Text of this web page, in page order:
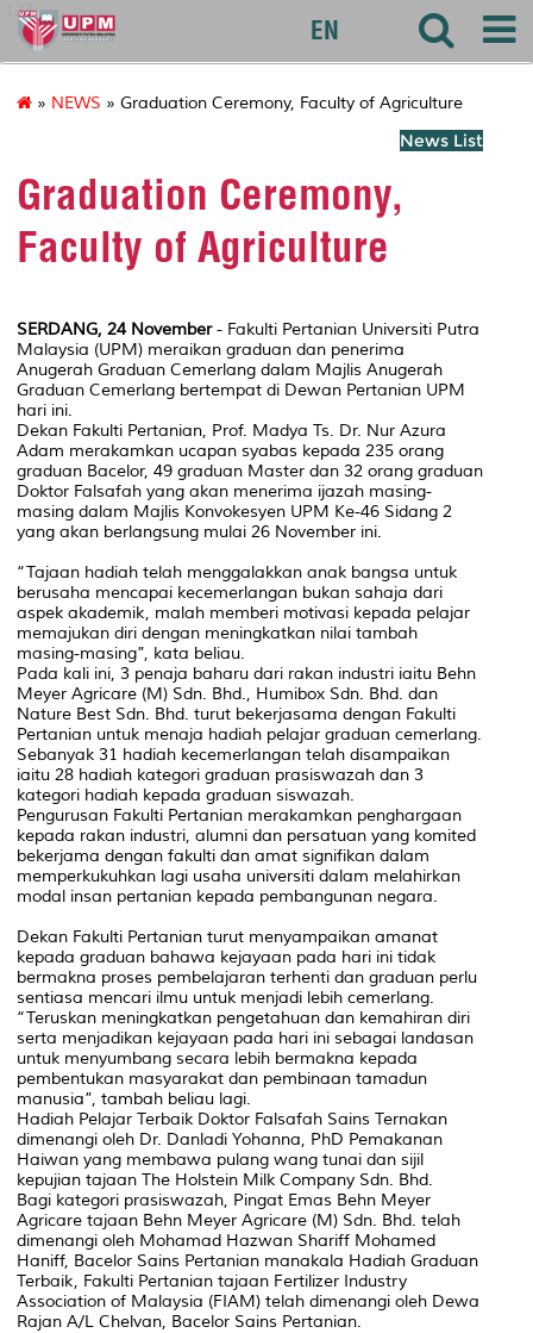
127
EN
» NEWS » Graduation Ceremony, Faculty of Agriculture
News List
Graduation Ceremony,
Faculty of Agriculture
SERDANG, 24 November- Fakulti Pertanian Universiti Putra
Malaysia (UPM) meraikan graduan dan penerima
Anugerah Graduan Cemerlang dalam Majlis Anugerah
Graduan Cemerlang bertempat di Dewan Pertanian UPM
hari ini.
Dekan Fakulti Pertanian, Prof. Madya Ts. Dr. Nur Azura
Adam merakamkan ucapan syabas kepada 235 orang
graduan Bacelor, 49 graduan Master dan 32 orang graduan
Doktor Falsafah yang akan menerima ijazah masing-
masing dalam Majlis Konvokesyen UPM Ke-46 Sidang 2
yang akan berlangsung mulai 26 November ini.
“Tajaan hadiah telah menggalakkan anak bangsa untuk
berusaha mencapai kecemerlangan bukan sahaja dari
aspek akademik, malah memberi motivasi kepada pelajar
memajukan diri dengan meningkatkan nilai tambah
masing-masing”, kata beliau.
Pada kali ini, 3 penaja baharu dari rakan industri iaitu Behn
Meyer Agricare (M) Sdn. Bhd., Humibox Sdn. Bhd. dan
Nature Best Sdn. Bhd. turut bekerjasama dengan Fakulti
Pertanian untuk menaja hadiah pelajar graduan cemerlang.
Sebanyak 31 hadiah kecemerlangan telah disampaikan
iaitu 28 hadiah kategori graduan prasiswazah dan 3
kategori hadiah kepada graduan siswazah.
Pengurusan Fakulti Pertanian merakamkan penghargaan
kepada rakan industri, alumni dan persatuan yang komited
bekerjama dengan fakulti dan amat signifikan dalam
memperkukuhkan lagi usaha universiti dalam melahirkan
modal insan pertanian kepada pembangunan negara.
Dekan Fakulti Pertanian turut menyampaikan amanat
kepada graduan bahawa kejayaan pada hari ini tidak
bermakna proses pembelajaran terhenti dan graduan perlu
sentiasa mencari ilmu untuk menjadi lebih cemerlang.
“Teruskan meningkatkan pengetahuan dan kemahiran diri
serta menjadikan kejayaan pada hari ini sebagai landasan
untuk menyumbang secara lebih bermakna kepada
pembentukan masyarakat dan pembinaan tamadun
manusia”, tambah beliau lagi.
Hadiah Pelajar Terbaik Doktor Falsafah Sains Ternakan
dimenangi oleh Dr. Danladi Yohanna, PhD Pemakanan
Haiwan yang membawa pulang wang tunai dan sijil
kepujian tajaan The Holstein Milk Company Sdn. Bhd.
Bagi kategori prasiswazah, Pingat Emas Behn Meyer
Agricare tajaan Behn Meyer Agricare (M) Sdn. Bhd. telah
dimenangi oleh Mohamad Hazwan Shariff Mohamed
Haniff, Bacelor Sains Pertanian manakala Hadiah Graduan
Terbaik, Fakulti Pertanian tajaan Fertilizer Industry
Association of Malaysia (FIAM) telah dimenangi oleh Dewa
Rajan A/L Chelvan, Bacelor Sains Pertanian.